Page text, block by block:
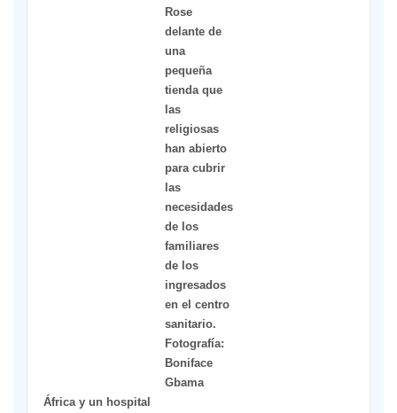
Rose
delante de
una
pequeña
tienda que
las
religiosas
han abierto
para cubrir
las
necesidades
de los
familiares
de los
ingresados
en el centro
sanitario.
Fotografía:
Boniface
Gbama
África y un hospital